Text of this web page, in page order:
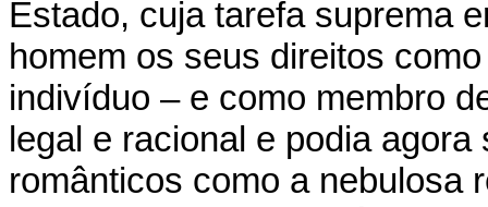
Estado, cuja tarefa suprema
homem os seus direitos
indivíduo – e como membro
legal e racional e podia
românticos como a nebulosa